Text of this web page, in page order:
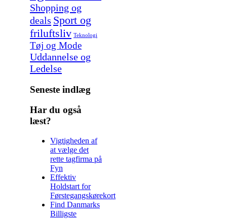
Shopping og
deals Sport og
friluftsliv Teknologi
Tøj og Mode
Uddannelse og
Ledelse
Seneste indlæg
Har du også
læst?
Vigtigheden af
at vælge det
rette tagfirma på
Fyn
Effektiv
Holdstart for
Førstegangskørekort
Find Danmarks
Billigste